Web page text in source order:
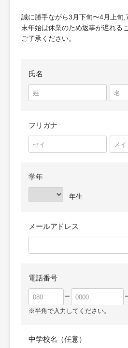
誠に勝手ながら3月下旬〜4月上旬
末年始は休業のため返事が遅れる
ご了承ください。
氏名
フリガナ
学年
メールアドレス
電話番号
※半角で入力してください。
中学校名（任意）